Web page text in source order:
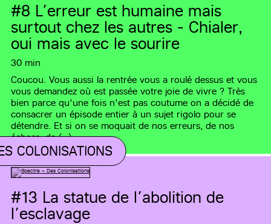
#8 L’erreur est humaine mais
surtout chez les autres - Chialer,
oui mais avec le sourire
30 min
Coucou. Vous aussi la rentrée vous a roulé dessus et vous
vous demandez où est passée votre joie de vivre ? Très
bien parce qu'une fois n'est pas coutume on a décidé de
consacrer un épisode entier à un sujet rigolo pour se
détendre. Et si on se moquait de nos erreurs, de nos
échecs, de (…)
COLONISATIONS
#13 La statue de l’abolition de
l’esclavage